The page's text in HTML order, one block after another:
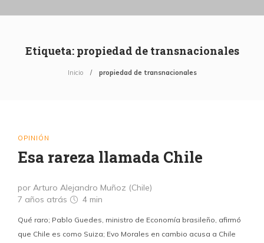
Etiqueta: propiedad de transnacionales
Inicio propiedad de transnacionales
OPINIÓN
Esa rareza llamada Chile
por Arturo Alejandro Muñoz (Chile)
7 años atrás
4 min
Qué raro; Pablo Guedes, ministro de Economía brasileño, afirmó
que Chile es como Suiza; Evo Morales en cambio acusa a Chile